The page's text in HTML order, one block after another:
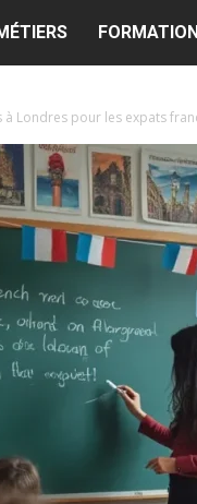
Londres pour les expats